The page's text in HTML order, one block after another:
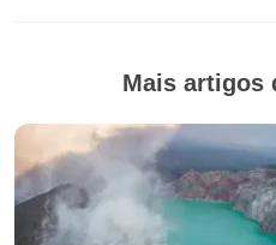
Mais artigos